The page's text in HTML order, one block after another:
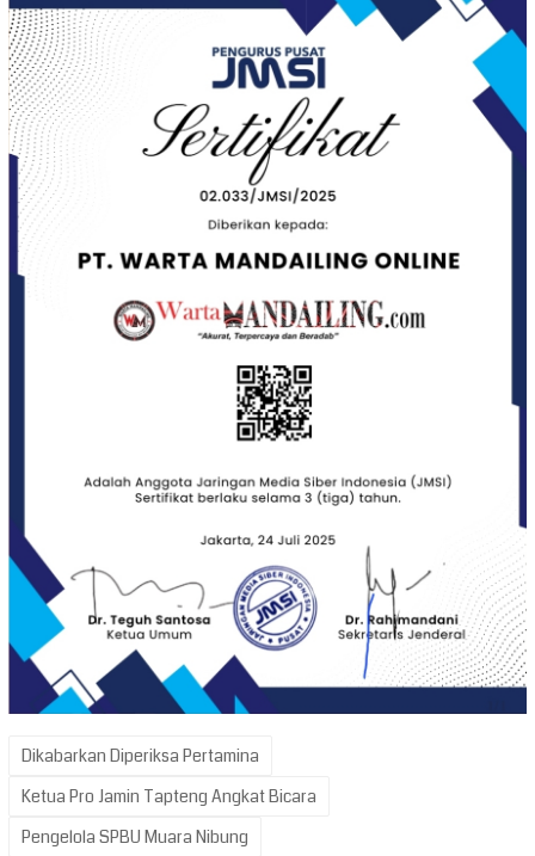
Dikabarkan Diperiksa Pertamina
Ketua Pro Jamin Tapteng Angkat Bicara
Pengelola SPBU Muara Nibung